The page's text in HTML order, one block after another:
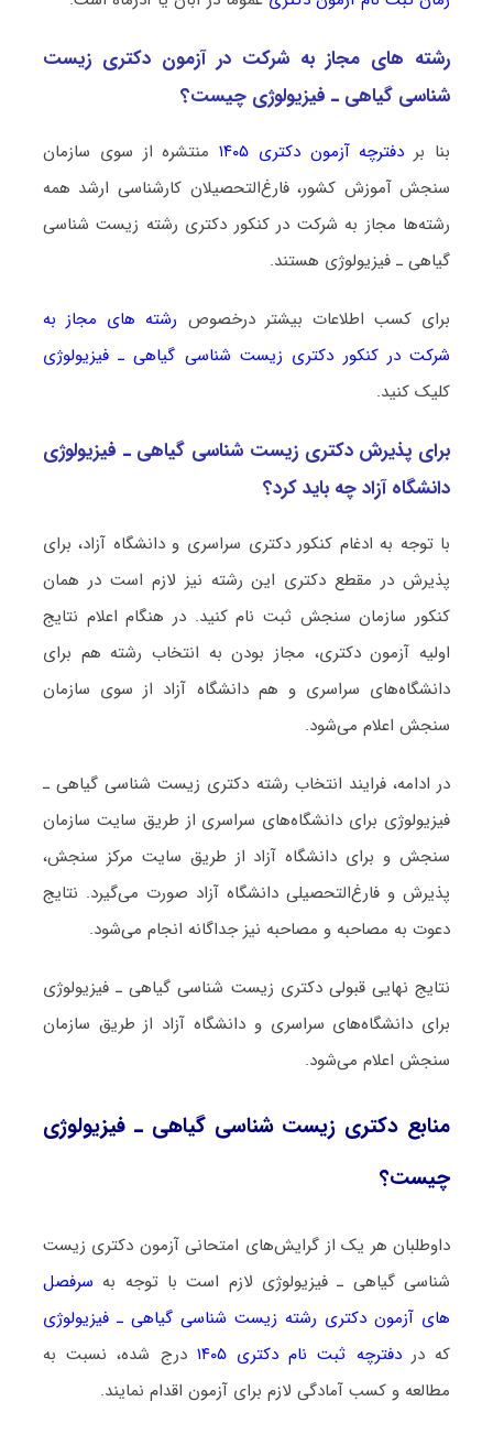
رشته­ های مجاز به شرکت در آزمون دکتری زیست
شناسی ﮔﻴﺎهی ـ ﻓﻴﺰﻳﻮﻟﻮژی چیست؟
بنا بر دفترچه آزمون دکتری ۱۴۰۵
منتشره از سوی سازمان
سنجش آموزش کشور، فارغ‌التحصیلان کارشناسی ارشد همه
رشته‌ها مجاز به شرکت در کنکور دکتری رشته زیست شناسی
ﮔﻴﺎهی ـ ﻓﻴﺰﻳﻮﻟﻮژی هستند.
برای کسب اطلاعات بیشتر درخصوص رشته های مجاز به
شرکت در کنکور دکتری زیست شناسی ﮔﻴﺎهی ـ ﻓﻴﺰﻳﻮﻟﻮژی
کلیک کنید.
برای پذیرش دکتری زیست شناسی ﮔﻴﺎهی ـ ﻓﻴﺰﻳﻮﻟﻮژی
دانشگاه آزاد چه باید کرد؟
با توجه به ادغام کنکور دکتری سراسری و دانشگاه آزاد، برای
پذیرش در مقطع دکتری این رشته نیز لازم است در همان
کنکور سازمان سنجش ثبت نام کنید. در هنگام اعلام نتایج
اولیه آزمون دکتری، مجاز بودن به انتخاب رشته هم برای
دانشگاه‌های سراسری و هم دانشگاه آزاد از سوی سازمان
سنجش اعلام می‌شود.
در ادامه، فرایند انتخاب رشته دکتری زیست شناسی ﮔﻴﺎهی ـ
ﻓﻴﺰﻳﻮﻟﻮژی برای دانشگاه‌های سراسری از طریق سایت سازمان
سنجش و برای دانشگاه آزاد از طریق سایت مرکز سنجش،
پذیرش و فارغ‌التحصیلی دانشگاه آزاد صورت می‌گیرد. نتایج
دعوت به مصاحبه و مصاحبه نیز جداگانه انجام می‌شود.
نتایج نهایی قبولی دکتری زیست شناسی ﮔﻴﺎهی ـ ﻓﻴﺰﻳﻮﻟﻮژی
برای دانشگاه‌های سراسری و دانشگاه آزاد از طریق سازمان
سنجش اعلام می‌شود.
منابع دکتری زیست شناسی ﮔﻴﺎهی ـ ﻓﻴﺰﻳﻮﻟﻮژی
چیست؟
داوطلبان هر یک از گرایش‌های امتحانی آزمون دکتری زیست
شناسی ﮔﻴﺎهی ـ ﻓﻴﺰﻳﻮﻟﻮژی لازم است با توجه به سرفصل
های آزمون دکتری رشته زیست شناسی ﮔﻴﺎهی ـ ﻓﻴﺰﻳﻮﻟﻮژی
که در دفترچه ثبت نام دکتری ۱۴۰۵
درج شده، نسبت به
مطالعه و کسب آمادگی لازم برای آزمون اقدام نمایند.